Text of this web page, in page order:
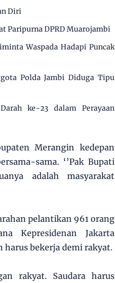
Diri
Paripurna DPRD Muarojambi
Waspada Hadapi Puncak
Polda Jambi Diduga Tipu
ke-23 dalam Perayaan
Merangin kedepan
sama. ‘’Pak Bupati
adalah masyarakat
pelantikan 961 orang
Kepresidenan Jakarta
harus bekerja demi rakyat.
rakyat. Saudara harus